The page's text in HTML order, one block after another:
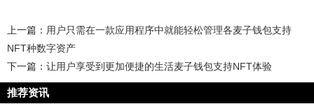
上一篇： 用户只需在一款应用程序中就能轻松管理各麦子钱包支持
NFT种数字资产
下一篇： 让用户享受到更加便捷的生活麦子钱包支持NFT体验
推荐资讯